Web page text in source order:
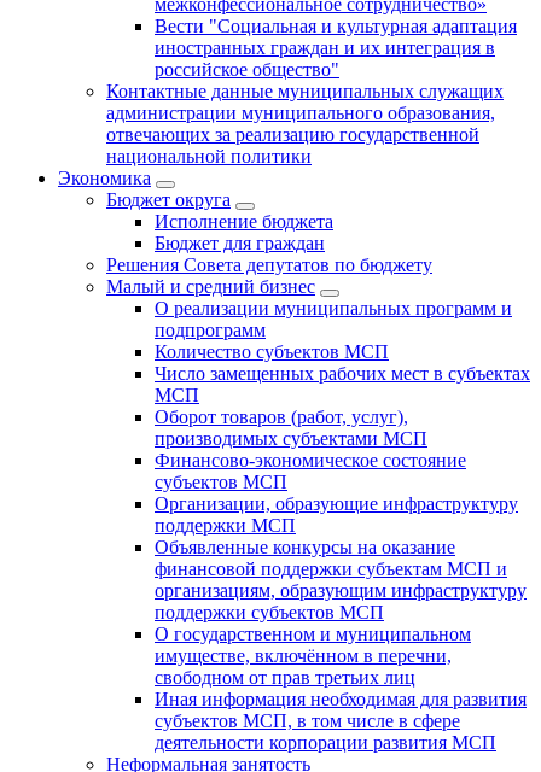
межконфессиональное сотрудничество»
Вести "Социальная и культурная адаптация
иностранных граждан и их интеграция в
российское общество"
Контактные данные муниципальных служащих
администрации муниципального образования,
отвечающих за реализацию государственной
национальной политики
Экономика
Бюджет округa
Исполнение бюджета
Бюджет для граждан
Решения Совета депутатов по бюджету
Малый и средний бизнес
О реализации муниципальных программ и
подпрограмм
Количество субъектов МСП
Число замещенных рабочих мест в субъектах
МСП
Оборот товаров (работ, услуг),
производимых субъектами МСП
Финансово-экономическое состояние
субъектов МСП
Организации, образующие инфраструктуру
поддержки МСП
Объявленные конкурсы на оказание
финансовой поддержки субъектам МСП и
организациям, образующим инфраструктуру
поддержки субъектов МСП
О государственном и муниципальном
имуществе, включённом в перечни,
свободном от прав третьих лиц
Иная информация необходимая для развития
субъектов МСП, в том числе в сфере
деятельности корпорации развития МСП
Неформальная занятость